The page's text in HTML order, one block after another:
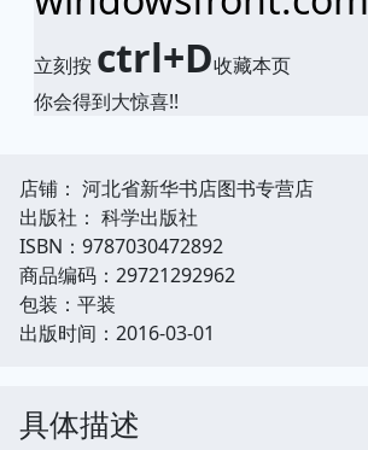
立刻按 ctrl+D收藏本页
你会得到大惊喜!!
店铺： 河北省新华书店图书专营店
出版社： 科学出版社
ISBN：9787030472892
商品编码：29721292962
包装：平装
出版时间：2016-03-01
具体描述